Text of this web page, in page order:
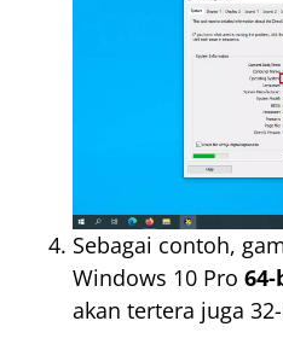
Sebagai contoh,
Windows 10 Pro
akan tertera juga